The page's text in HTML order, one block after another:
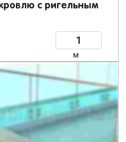
с ригельным
м